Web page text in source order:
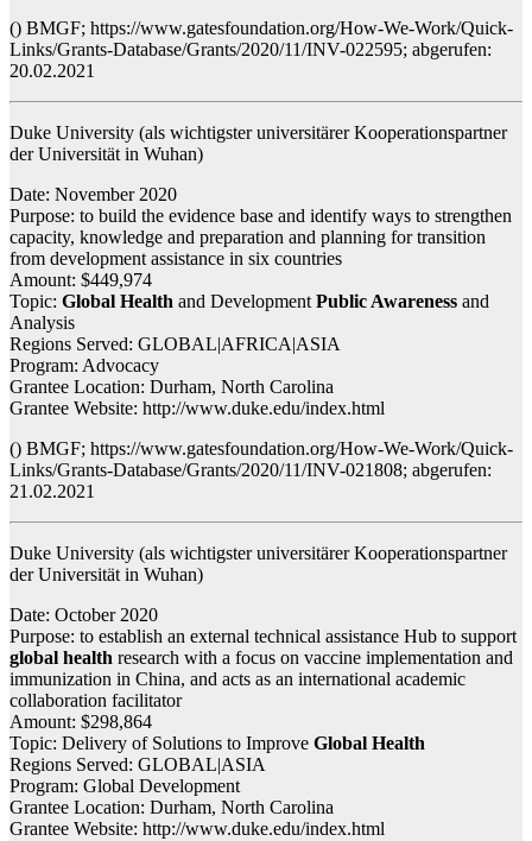
() BMGF; https://www.gatesfoundation.org/How-We-Work/Quick-
Links/Grants-Database/Grants/2020/11/INV-022595; abgerufen:
20.02.2021
Duke University (als wichtigster universitärer Kooperationspartner
der Universität in Wuhan)
Date: November 2020
Purpose: to build the evidence base and identify ways to strengthen
capacity, knowledge and preparation and planning for transition
from development assistance in six countries
Amount: $449,974
Topic: Global Health and DevelopmentPublic Awareness and
Analysis
Regions Served: GLOBAL|AFRICA|ASIA
Program: Advocacy
Grantee Location: Durham, North Carolina
Grantee Website: http://www.duke.edu/index.html
() BMGF; https://www.gatesfoundation.org/How-We-Work/Quick-
Links/Grants-Database/Grants/2020/11/INV-021808; abgerufen:
21.02.2021
Duke University (als wichtigster universitärer Kooperationspartner
der Universität in Wuhan)
Date: October 2020
Purpose: to establish an external technical assistance Hub to support
global health research with a focus on vaccine implementation and
immunization in China, and acts as an international academic
collaboration facilitator
Amount: $298,864
Topic: Delivery of Solutions to Improve Global Health
Regions Served: GLOBAL|ASIA
Program: Global Development
Grantee Location: Durham, North Carolina
Grantee Website: http://www.duke.edu/index.html